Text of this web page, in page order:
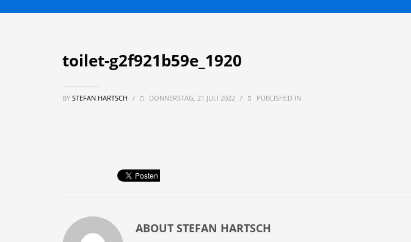
toilet-g2f921b59e_1920
BY STEFAN HARTSCH / DONNERSTAG, 21 JULI 2022 / PUBLISHED IN
ABOUT STEFAN HARTSCH